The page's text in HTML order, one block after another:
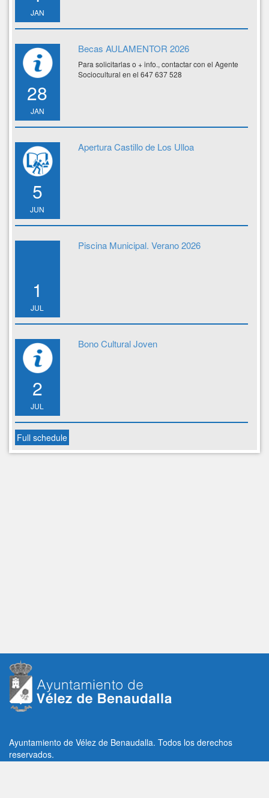
JAN
28
JAN
Becas AULAMENTOR 2026
Para solicitarlas o + info., contactar con el Agente
Sociocultural en el 647 637 528
5
JUN
Apertura Castillo de Los Ulloa
1
JUL
Piscina Municipal. Verano 2026
2
JUL
Bono Cultural Joven
Full schedule
Ayuntamiento de Vélez de Benaudalla. Todos los derechos
reservados.